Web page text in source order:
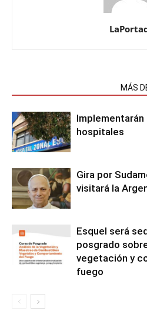
MÁS
hospitales
Gira por
visitará la
Esquel será
posgrado
vegetación y
fuego